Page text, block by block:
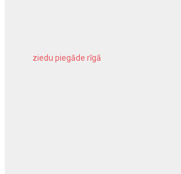
ziedu piegāde rīgā